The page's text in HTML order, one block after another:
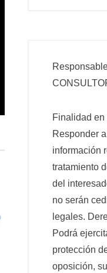
Finalidad en
Responder
información
tratamiento
del
no serán
legales.
Podrá
protección
oposición,